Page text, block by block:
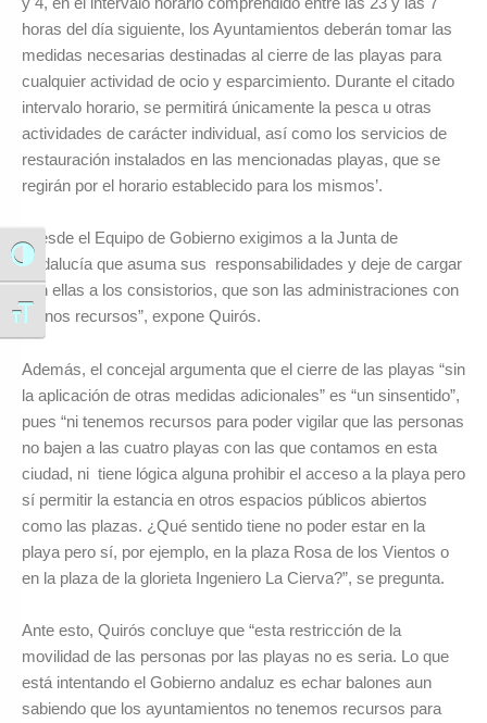
Alternar alto contraste
Alternar tamaño de letra
horas del día siguiente, los Ayuntamientos deberán tomar las
medidas necesarias destinadas al cierre de las playas para
cualquier actividad de ocio y esparcimiento. Durante el citado
intervalo horario, se permitirá únicamente la pesca u otras
actividades de carácter individual, así como los servicios de
restauración instalados en las mencionadas playas, que se
regirán por el horario establecido para los mismos’.
“Desde el Equipo de Gobierno exigimos a la Junta de
Andalucía que asuma sus responsabilidades y deje de cargar
con ellas a los consistorios, que son las administraciones con
menos recursos”, expone Quirós.
Además, el concejal argumenta que el cierre de las playas “sin
la aplicación de otras medidas adicionales” es “un sinsentido”,
pues “ni tenemos recursos para poder vigilar que las personas
no bajen a las cuatro playas con las que contamos en esta
ciudad, ni tiene lógica alguna prohibir el acceso a la playa pero
sí permitir la estancia en otros espacios públicos abiertos
como las plazas. ¿Qué sentido tiene no poder estar en la
playa pero sí, por ejemplo, en la plaza Rosa de los Vientos o
en la plaza de la glorieta Ingeniero La Cierva?”, se pregunta.
Ante esto, Quirós concluye que “esta restricción de la
movilidad de las personas por las playas no es seria. Lo que
está intentando el Gobierno andaluz es echar balones aun
sabiendo que los ayuntamientos no tenemos recursos para